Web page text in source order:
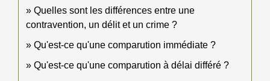
Quelles sont les différences entre une
contravention, un délit et un crime ?
Qu'est-ce qu'une comparution immédiate ?
Qu'est-ce qu'une comparution à délai différé ?